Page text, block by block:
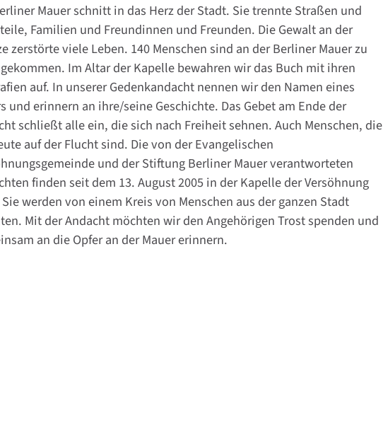
Mauer schnitt in das Herz der Stadt. Sie trennte Straßen und
Familien und Freundinnen und Freunden. Die Gewalt an der
zerstörte viele Leben. 140 Menschen sind an der Berliner Mauer zu
Im Altar der Kapelle bewahren wir das Buch mit ihren
auf. In unserer Gedenkandacht nennen wir den Namen eines
und erinnern an ihre/seine Geschichte. Das Gebet am Ende der
schließt alle ein, die sich nach Freiheit sehnen. Auch Menschen, die
auf der Flucht sind. Die von der Evangelischen
und der Stiftung Berliner Mauer verantworteten
finden seit dem 13. August 2005 in der Kapelle der Versöhnung
werden von einem Kreis von Menschen aus der ganzen Stadt
Mit der Andacht möchten wir den Angehörigen Trost spenden und
an die Opfer an der Mauer erinnern.